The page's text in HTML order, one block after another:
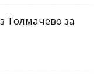
Толмачево за